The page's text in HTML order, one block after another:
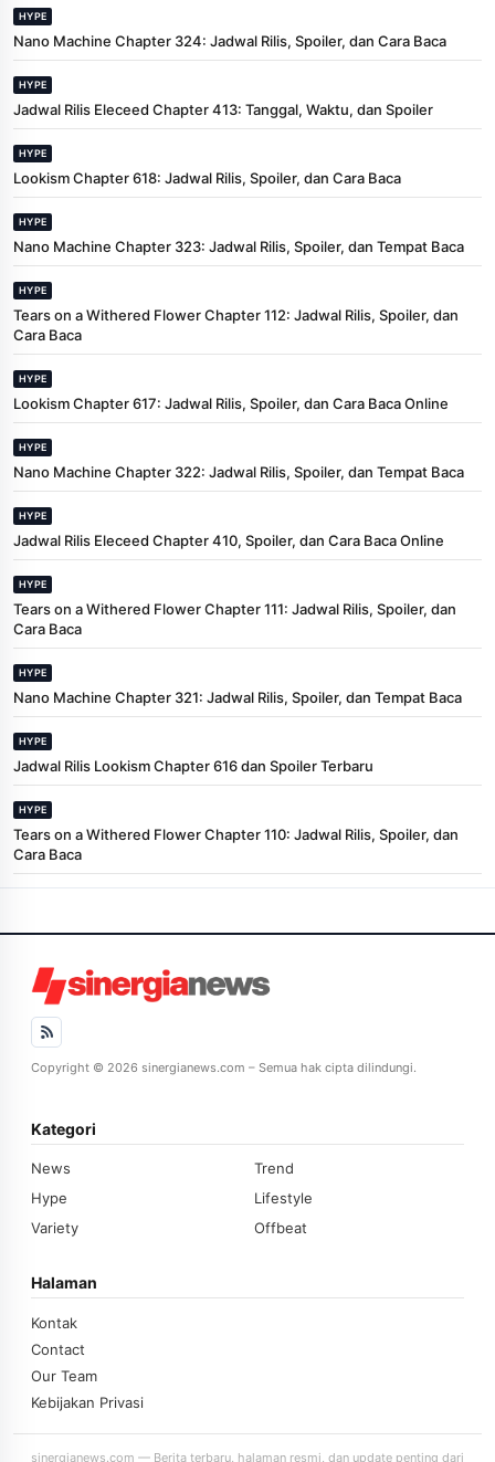
HYPE
Nano Machine Chapter 324: Jadwal Rilis, Spoiler, dan Cara Baca
HYPE
Jadwal Rilis Eleceed Chapter 413: Tanggal, Waktu, dan Spoiler
HYPE
Lookism Chapter 618: Jadwal Rilis, Spoiler, dan Cara Baca
HYPE
Nano Machine Chapter 323: Jadwal Rilis, Spoiler, dan Tempat Baca
HYPE
Tears on a Withered Flower Chapter 112: Jadwal Rilis, Spoiler, dan
Cara Baca
HYPE
Lookism Chapter 617: Jadwal Rilis, Spoiler, dan Cara Baca Online
HYPE
Nano Machine Chapter 322: Jadwal Rilis, Spoiler, dan Tempat Baca
HYPE
Jadwal Rilis Eleceed Chapter 410, Spoiler, dan Cara Baca Online
HYPE
Tears on a Withered Flower Chapter 111: Jadwal Rilis, Spoiler, dan
Cara Baca
HYPE
Nano Machine Chapter 321: Jadwal Rilis, Spoiler, dan Tempat Baca
HYPE
Jadwal Rilis Lookism Chapter 616 dan Spoiler Terbaru
HYPE
Tears on a Withered Flower Chapter 110: Jadwal Rilis, Spoiler, dan
Cara Baca
Copyright © 2026 sinergianews.com – Semua hak cipta dilindungi.
Kategori
News
Trend
Hype
Lifestyle
Variety
Offbeat
Halaman
Kontak
Contact
Our Team
Kebijakan Privasi
sinergianews.com — Berita terbaru, halaman resmi, dan update penting dari